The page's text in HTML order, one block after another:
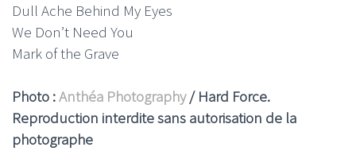
Dull Ache Behind My Eyes
We Don’t Need You
Mark of the Grave
Photo :Anthéa Photography/ Hard Force.
Reproduction interdite sans autorisation de la
photographe